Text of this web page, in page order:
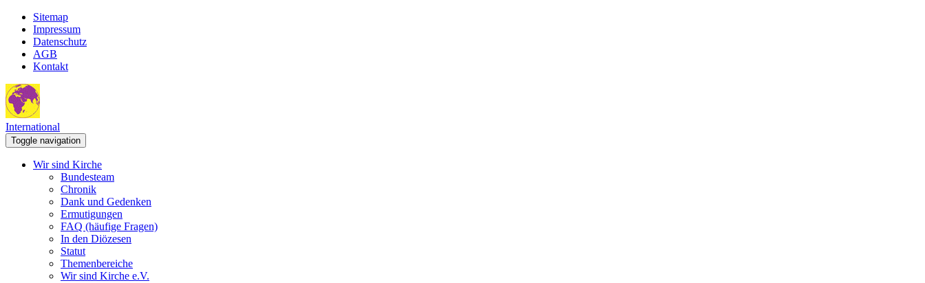
Sitemap
Impressum
Datenschutz
AGB
Kontakt
International
Toggle navigation
Wir sind Kirche
Bundesteam
Chronik
Dank und Gedenken
Ermutigungen
FAQ (häufige Fragen)
In den Diözesen
Statut
Themenbereiche
Wir sind Kirche e.V.